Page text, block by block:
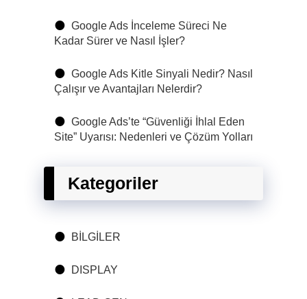
Google Ads İnceleme Süreci Ne
Kadar Sürer ve Nasıl İşler?
Google Ads Kitle Sinyali Nedir? Nasıl
Çalışır ve Avantajları Nelerdir?
Google Ads’te “Güvenliği İhlal Eden
Site” Uyarısı: Nedenleri ve Çözüm Yolları
Kategoriler
BİLGİLER
DISPLAY